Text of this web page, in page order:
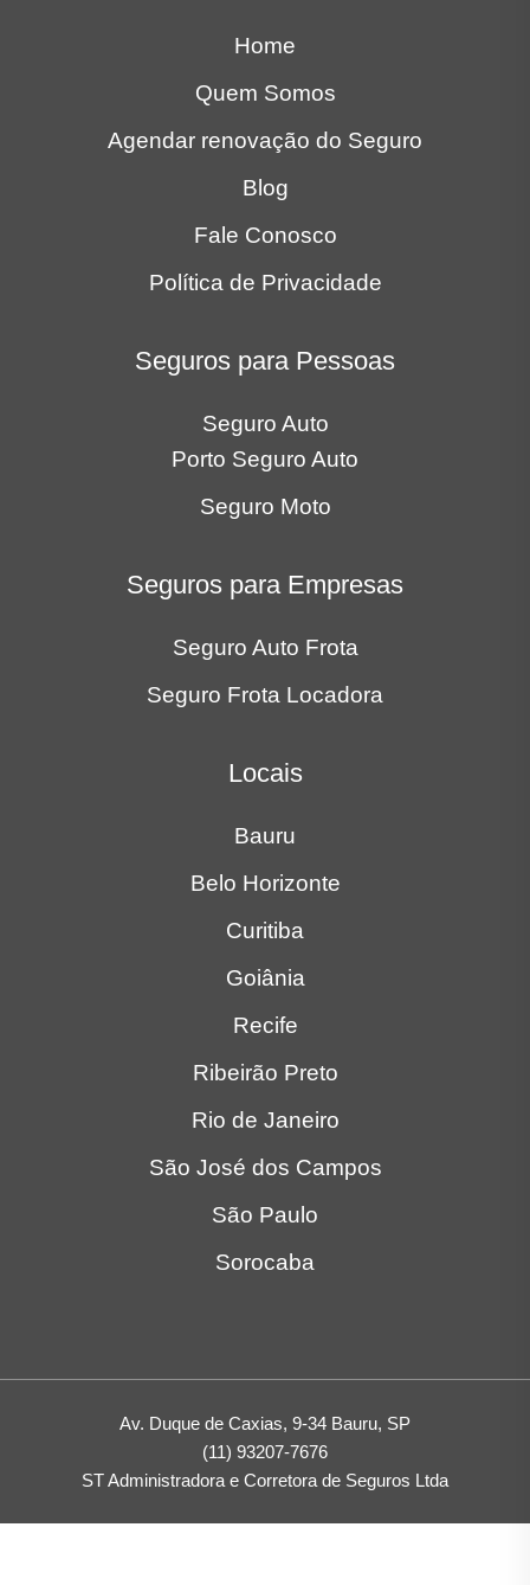
Home
Quem Somos
Agendar renovação do Seguro
Blog
Fale Conosco
Política de Privacidade
Seguros para Pessoas
Seguro Auto
Porto Seguro Auto
Seguro Moto
Seguros para Empresas
Seguro Auto Frota
Seguro Frota Locadora
Locais
Bauru
Belo Horizonte
Curitiba
Goiânia
Recife
Ribeirão Preto
Rio de Janeiro
São José dos Campos
São Paulo
Sorocaba
Av. Duque de Caxias, 9-34 Bauru, SP
(11) 93207-7676
ST Administradora e Corretora de Seguros Ltda